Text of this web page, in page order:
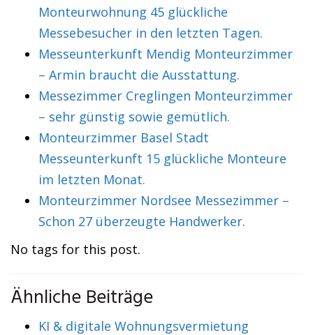
Monteurwohnung 45 glückliche
Messebesucher in den letzten Tagen.
Messeunterkunft Mendig Monteurzimmer
– Armin braucht die Ausstattung.
Messezimmer Creglingen Monteurzimmer
– sehr günstig sowie gemütlich.
Monteurzimmer Basel Stadt
Messeunterkunft 15 glückliche Monteure
im letzten Monat.
Monteurzimmer Nordsee Messezimmer –
Schon 27 überzeugte Handwerker.
No tags for this post.
Ähnliche Beiträge
KI & digitale Wohnungsvermietung